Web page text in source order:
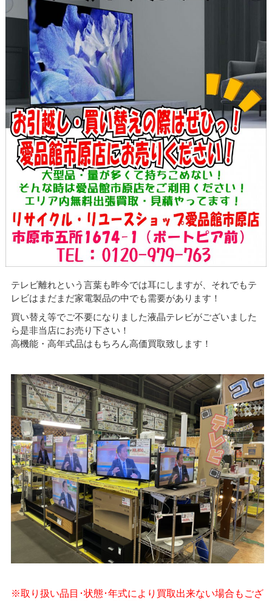
テレビ離れという言葉も昨今では耳にしますが、それでもテ
レビはまだまだ家電製品の中でも需要があります！
買い替え等でご不要になりました液晶テレビがございました
ら是非当店にお売り下さい！
高機能・高年式品はもちろん高価買取致します！
※取り扱い品目･状態･年式により買取出来ない場合もござ